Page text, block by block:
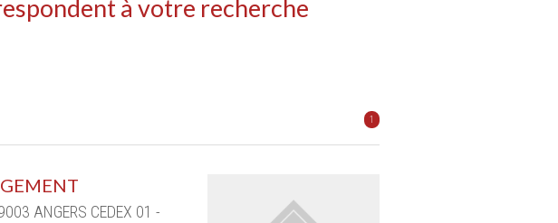
à votre recherche
1
ANGERS CEDEX 01 -